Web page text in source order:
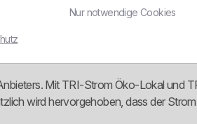
und Zweitarifmessung
gleich: Die Struktur ist nur dann gut,
Mit TRI-Strom Öko-Lokal und
wird hervorgehoben, dass der
Nur notwendige Cookies